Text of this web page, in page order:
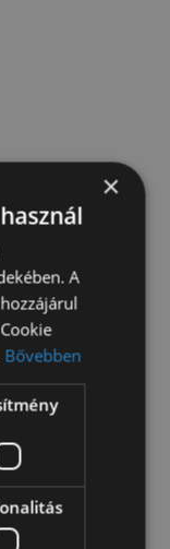
az Ön
rendelhető
vonóhorog,
autónk
azonban
is kínáljuk
és aktuális
×
A
Bővebben